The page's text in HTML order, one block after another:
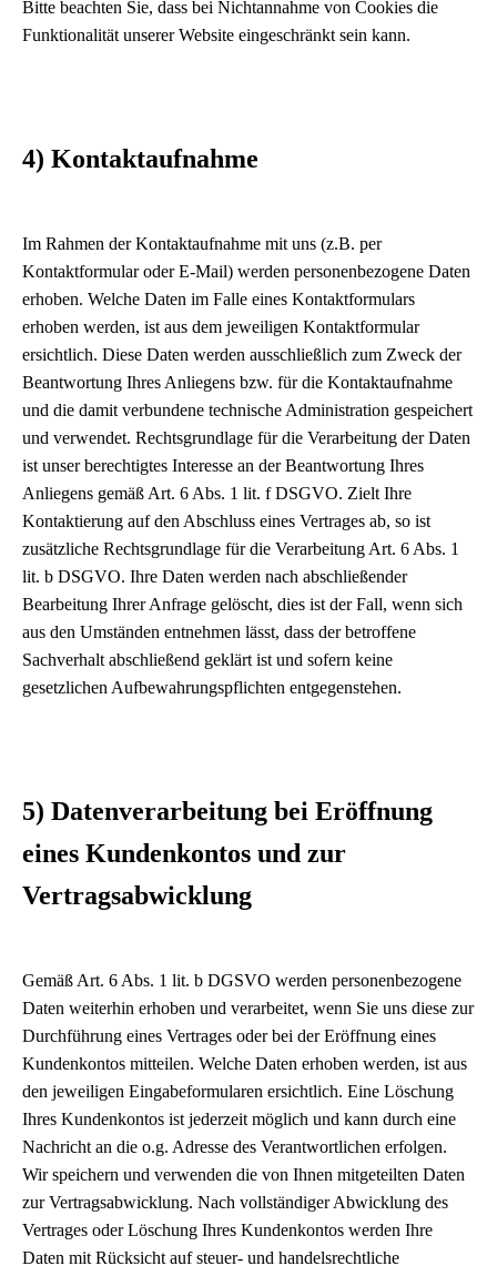
Bitte beachten Sie, dass bei Nichtannahme von Cookies die
Funktionalität unserer Website eingeschränkt sein kann.
4) Kontaktaufnahme
Im Rahmen der Kontaktaufnahme mit uns (z.B. per
Kontaktformular oder E-Mail) werden personenbezogene Daten
erhoben. Welche Daten im Falle eines Kontaktformulars
erhoben werden, ist aus dem jeweiligen Kontaktformular
ersichtlich. Diese Daten werden ausschließlich zum Zweck der
Beantwortung Ihres Anliegens bzw. für die Kontaktaufnahme
und die damit verbundene technische Administration gespeichert
und verwendet. Rechtsgrundlage für die Verarbeitung der Daten
ist unser berechtigtes Interesse an der Beantwortung Ihres
Anliegens gemäß Art. 6 Abs. 1 lit. f DSGVO. Zielt Ihre
Kontaktierung auf den Abschluss eines Vertrages ab, so ist
zusätzliche Rechtsgrundlage für die Verarbeitung Art. 6 Abs. 1
lit. b DSGVO. Ihre Daten werden nach abschließender
Bearbeitung Ihrer Anfrage gelöscht, dies ist der Fall, wenn sich
aus den Umständen entnehmen lässt, dass der betroffene
Sachverhalt abschließend geklärt ist und sofern keine
gesetzlichen Aufbewahrungspflichten entgegenstehen.
5) Datenverarbeitung bei Eröffnung
eines Kundenkontos und zur
Vertragsabwicklung
Gemäß Art. 6 Abs. 1 lit. b DGSVO werden personenbezogene
Daten weiterhin erhoben und verarbeitet, wenn Sie uns diese zur
Durchführung eines Vertrages oder bei der Eröffnung eines
Kundenkontos mitteilen. Welche Daten erhoben werden, ist aus
den jeweiligen Eingabeformularen ersichtlich. Eine Löschung
Ihres Kundenkontos ist jederzeit möglich und kann durch eine
Nachricht an die o.g. Adresse des Verantwortlichen erfolgen.
Wir speichern und verwenden die von Ihnen mitgeteilten Daten
zur Vertragsabwicklung. Nach vollständiger Abwicklung des
Vertrages oder Löschung Ihres Kundenkontos werden Ihre
Daten mit Rücksicht auf steuer- und handelsrechtliche